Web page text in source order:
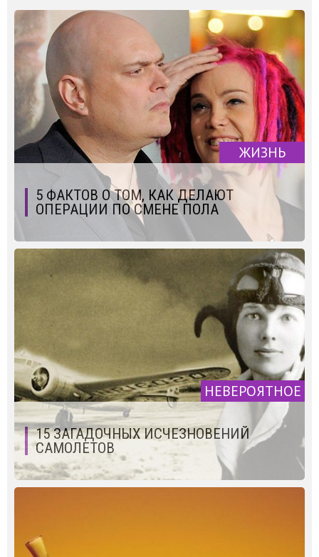
ЖИЗНЬ
5 ФАКТОВ О ТОМ, КАК ДЕЛАЮТ
ОПЕРАЦИИ ПО СМЕНЕ ПОЛА
НЕВЕРОЯТНОЕ
15 ЗАГАДОЧНЫХ ИСЧЕЗНОВЕНИЙ
САМОЛЕТОВ